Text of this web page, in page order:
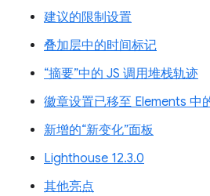
建议的限制设置
叠加层中的时间标记
“摘要”中的 JS 调用堆栈轨迹
徽章设置已移至 Elements 中
新增的“新变化”面板
Lighthouse 12.3.0
其他亮点